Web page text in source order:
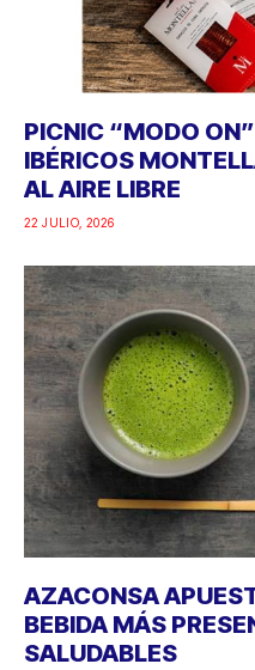
PICNIC “MODO
IBÉRICOS
AL AIRE LIBRE
22 JULIO, 2026
AZACONSA
BEBIDA MÁS
SALUDABLES